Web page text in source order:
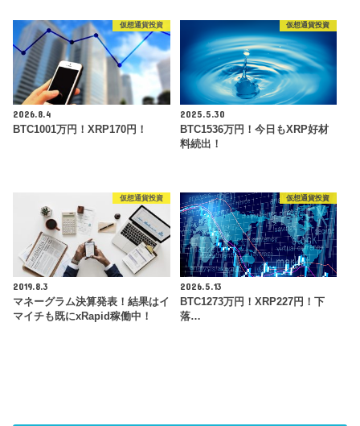
仮想通貨投資
2026.8.4
BTC1001万円！XRP170円！
仮想通貨投資
2025.5.30
BTC1536万円！今日もXRP好材
料続出！
仮想通貨投資
2019.8.3
マネーグラム決算発表！結果はイ
マイチも既にxRapid稼働中！
仮想通貨投資
2026.5.13
BTC1273万円！XRP227円！下
落…